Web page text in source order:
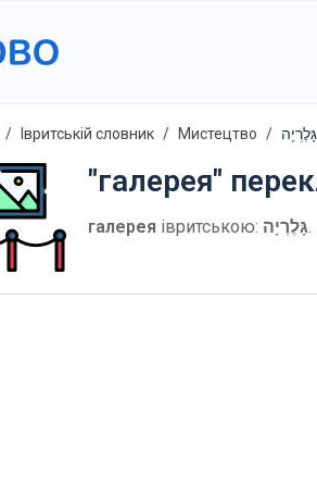
Івритській словник Мистецтво
"галерея"
галерея івритською: גָּלֶרְיָה.